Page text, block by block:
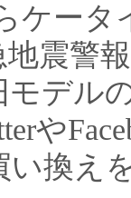
ケータ
地震警
デル
や
い換え